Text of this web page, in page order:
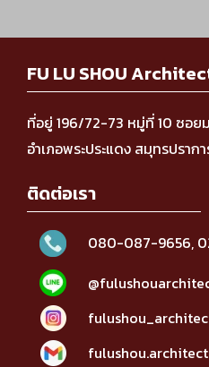
FU LU SHOU
ที่อยู่ 196/72-73 หมู่ที่ 10 ซอย
อำเภอพระประแดง สมุทรปรากา
ติดต่อเรา
080-087-9656,